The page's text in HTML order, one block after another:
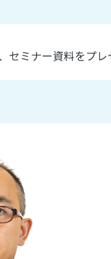
セミナー資料をプレ